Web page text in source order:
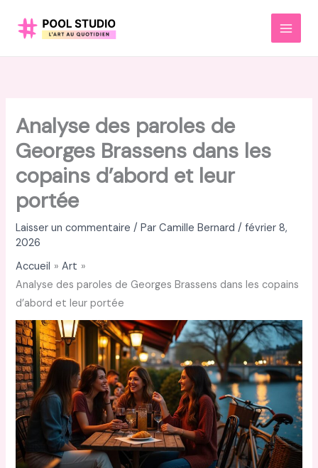
MAIN
Analyse des paroles de
Georges Brassens dans les
copains d’abord et leur
portée
Laisser un commentaire / ParCamille Bernard/février 8,
2026
Accueil
Art
Analyse des paroles de Georges Brassens dans les copains
d’abord et leur portée